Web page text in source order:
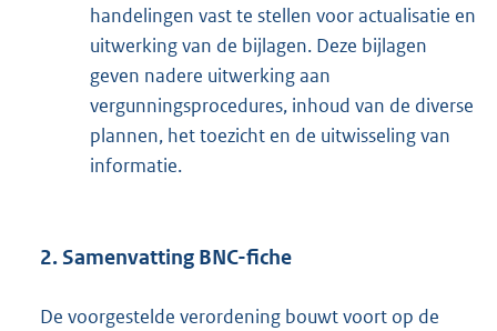
handelingen vast te stellen voor actualisatie en
uitwerking van de bijlagen. Deze bijlagen
geven nadere uitwerking aan
vergunningsprocedures, inhoud van de diverse
plannen, het toezicht en de uitwisseling van
informatie.
2. Samenvatting BNC-fiche
De voorgestelde verordening bouwt voort op de